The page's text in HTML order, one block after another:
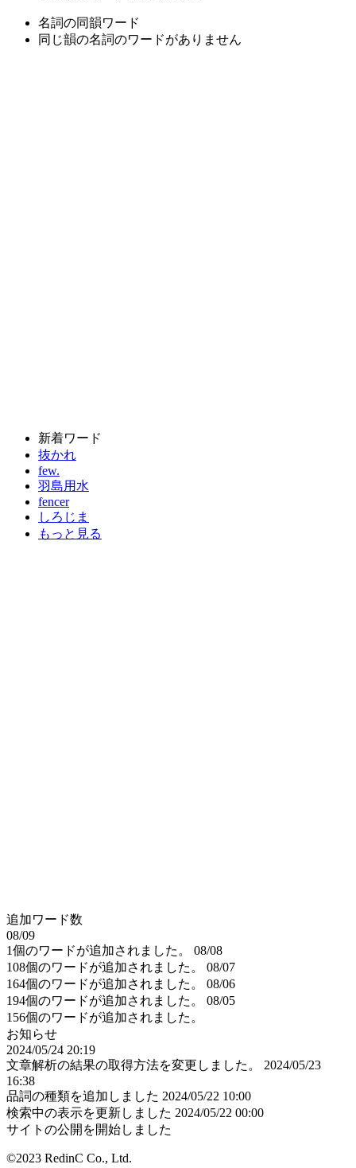
名詞の同韻ワード
同じ韻の名詞のワードがありません
新着ワード
抜かれ
few.
羽島用水
fencer
しろじま
もっと見る
追加ワード数
08/09
1個のワードが追加されました。
08/08
108個のワードが追加されました。
08/07
164個のワードが追加されました。
08/06
194個のワードが追加されました。
08/05
156個のワードが追加されました。
お知らせ
2024/05/24 20:19
文章解析の結果の取得方法を変更しました。
2024/05/23
16:38
品詞の種類を追加しました 2024/05/22 10:00
検索中の表示を更新しました 2024/05/22 00:00
サイトの公開を開始しました
©2023 RedinC Co., Ltd.